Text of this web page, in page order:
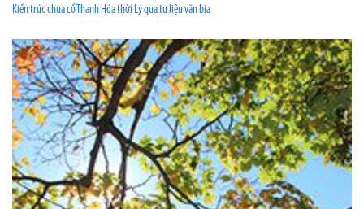
Kiến trúc chùa cổ Thanh Hóa thời Lý qua tư liệu văn bia